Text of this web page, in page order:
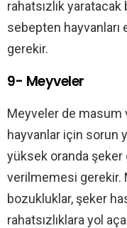
rahatsızlık
sebepten
gerekir.
9- Meyveler
Meyveler de masum
hayvanlar için sorun
yüksek oranda şeker
verilmemesi gerekir.
bozukluklar, şeker
rahatsızlıklara yol